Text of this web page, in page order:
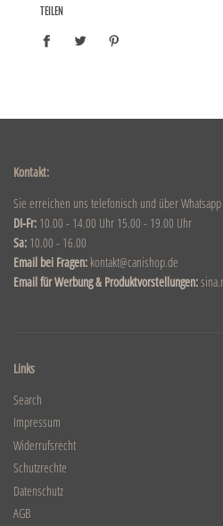
TEILEN
Kontakt:
Sie erreichen uns telefonisch und über
DI-Fr: 10.00 - 14.00 Uhr 15.00 - 19.00 Uhr
Sa: 10.00 - 16.00
Email bei Fragen: kontakt@canishop.de
Email für Werbung & Produktvorstellungen:
Links
Search
Impressum
Widerrufsrecht
Schutzrechte
Datenschutz
AGB